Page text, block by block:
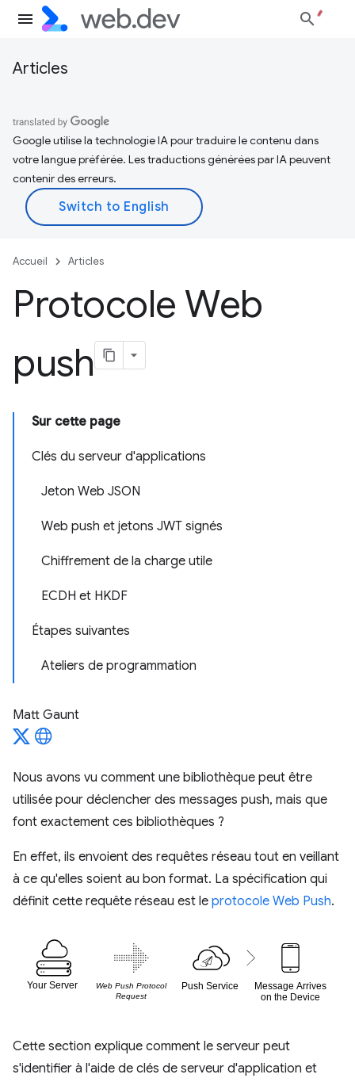
Articles
Google utilise la technologie IA pour traduire le contenu dans
votre langue préférée. Les traductions générées par IA peuvent
contenir des erreurs.
Accueil Articles
Protocole Web
push
Sur cette page
Clés du serveur d'applications
Jeton Web JSON
Web push et jetons JWT signés
Chiffrement de la charge utile
ECDH et HKDF
Étapes suivantes
Ateliers de programmation
Matt Gaunt
Nous avons vu comment une bibliothèque peut être
utilisée pour déclencher des messages push, mais que
font exactement ces bibliothèques ?
En effet, ils envoient des requêtes réseau tout en veillant
à ce qu'elles soient au bon format. La spécification qui
définit cette requête réseau est le protocole Web Push.
Cette section explique comment le serveur peut
s'identifier à l'aide de clés de serveur d'application et